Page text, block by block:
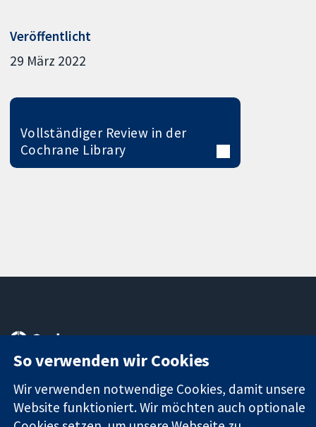
Veröffentlicht
29 März 2022
Vollständiger Review in der
Cochrane Library
Zuverlässige
Evidenz
Informierte
Entscheidungen
11-13 Cavendish
Square
London
W1G0AN
Vereinigtes
Königreich
Kontaktieren
Pressestelle
Über uns
So verwenden wir Cookies
Wir verwenden notwendige Cookies, damit unsere
Website funktioniert. Wir möchten auch optionale